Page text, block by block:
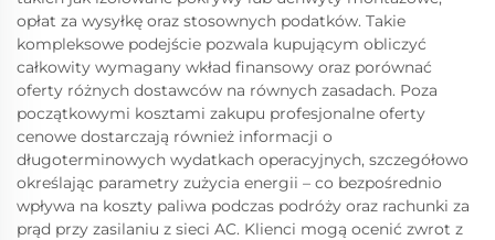
opłat za wysyłkę oraz stosownych podatków. Takie
kompleksowe podejście pozwala kupującym obliczyć
całkowity wymagany wkład finansowy oraz porównać
oferty różnych dostawców na równych zasadach. Poza
początkowymi kosztami zakupu profesjonalne oferty
cenowe dostarczają również informacji o
długoterminowych wydatkach operacyjnych, szczegółowo
określając parametry zużycia energii – co bezpośrednio
wpływa na koszty paliwa podczas podróży oraz rachunki za
prąd przy zasilaniu z sieci AC. Klienci mogą ocenić zwrot z